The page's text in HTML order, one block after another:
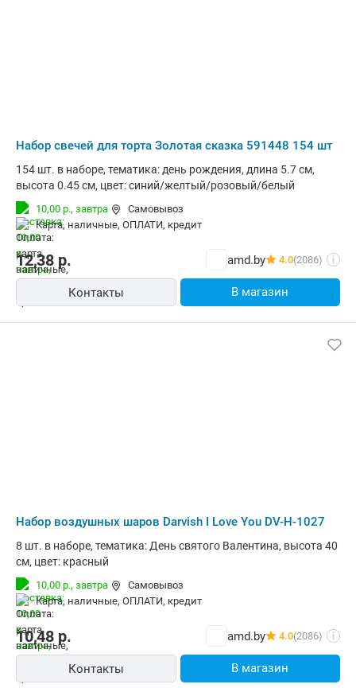
Набор свечей для торта Золотая сказка 591448 154 шт
154 шт. в наборе, тематика: день рождения, длина 5.7 см,
высота 0.45 см, цвет: синий/желтый/розовый/белый
10,00 р., завтра
Самовывоз
карта, наличные, ОПЛАТИ, кредит
12,38 р. amd.by 4.0(2086) i
Контакты В магазин
Набор воздушных шаров Darvish I Love You DV-H-1027
8 шт. в наборе, тематика: День святого Валентина, высота 40
см, цвет: красный
10,00 р., завтра
Самовывоз
карта, наличные, ОПЛАТИ, кредит
10,48 р. amd.by 4.0(2086) i
Контакты В магазин